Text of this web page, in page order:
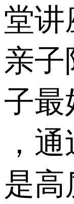
堂讲
亲子
子最
，
是高